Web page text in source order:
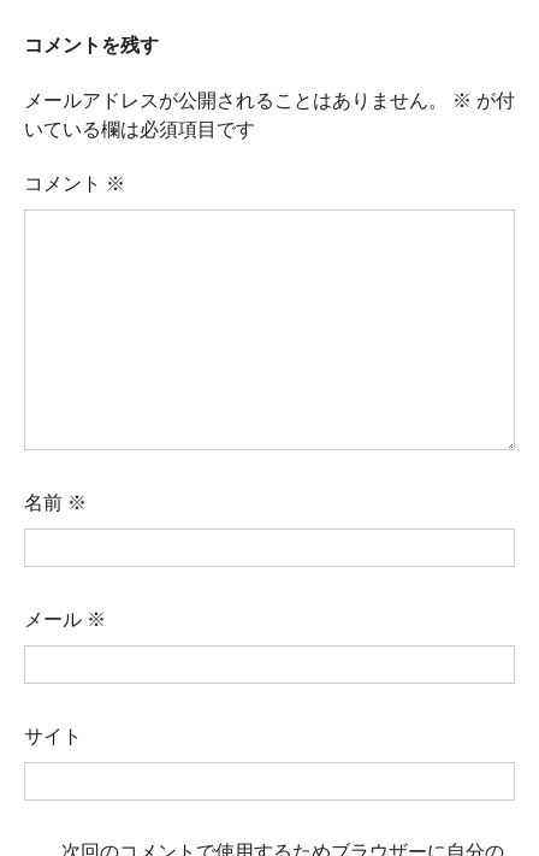
コメントを残す
メールアドレスが公開されることはありません。 ※ が付
いている欄は必須項目です
コメント ※
名前 ※
メール ※
サイト